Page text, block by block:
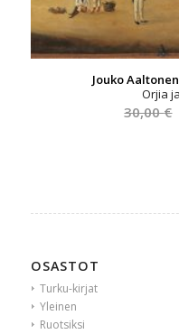
Jouko
Orjia
30,00€
OSASTOT
Turku-kirjat
Yleinen
Ruotsiksi